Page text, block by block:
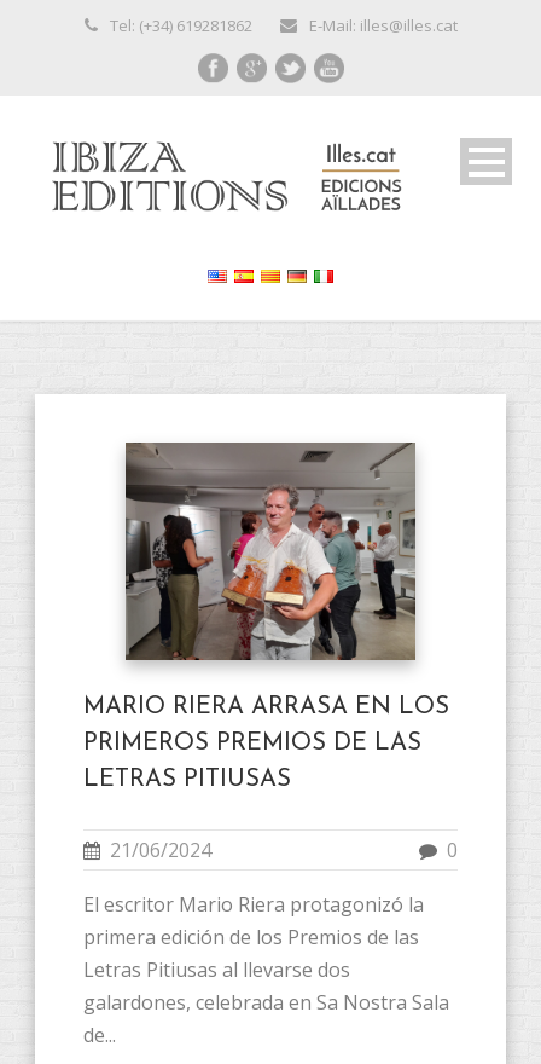
Tel: (+34) 619281862 E-Mail: illes@illes.cat
MARIO RIERA ARRASA EN LOS
PRIMEROS PREMIOS DE LAS
LETRAS PITIUSAS
21/06/2024 0
El escritor Mario Riera protagonizó la
primera edición de los Premios de las
Letras Pitiusas al llevarse dos
galardones, celebrada en Sa Nostra Sala
de...